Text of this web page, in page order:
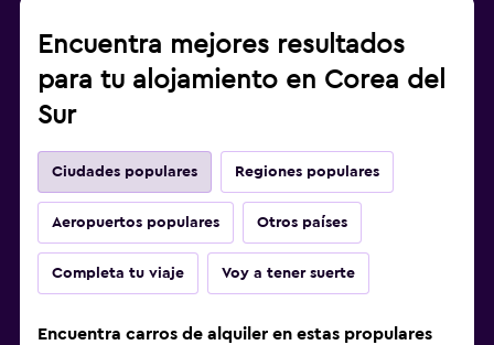
Encuentra mejores resultados
para tu alojamiento en Corea del
Sur
Ciudades populares Regiones populares
Aeropuertos populares Otros países
Completa tu viaje Voy a tener suerte
Encuentra carros de alquiler en estas propulares